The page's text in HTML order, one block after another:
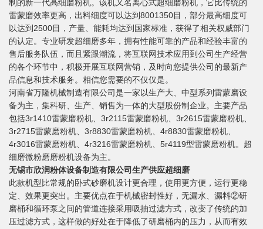
制的新一代高细磨粉机。该机又名离心式超细磨粉机，它比传统的
雷蒙磨效率更高，出料细度可以达到8001350目，部分最高细度可
以达到2500目，产量、能耗均达到国家标准，获得了相关权威部门
的认定。专业研发超细磨多年，拥有性能可靠的产品和经验丰富的
售后服务队伍，而且紧跟潮流，将互联网技术应用到公司生产经营
的各个环节中，积极开展互联网营销，及时向您提供公司的最新产
品信息和技术服务。相信您需要的不仅仅是。
河南省万隆机械制造有限公司是一家以生产大、中型系列雷蒙磨设
备为主，集科研、生产、销售为一体的大型股份制企业。主要产品
包括3r1410雷蒙磨粉机、3r2115雷蒙磨粉机、3r2615雷蒙磨粉机、
3r2715雷蒙磨粉机、3r8830雷蒙磨粉机、4r8830雷蒙磨粉机、
4r3016雷蒙磨粉机、4r3216雷蒙磨粉机、5r4119型雷蒙磨粉机。超
细磨微粉磨磨粉机设备为主。
无锡市欣润粉体设备制造有限公司生产供应超细磨
此款机型比常规的卧式砂磨机设计更合理，使用更方便，运行更稳
定、效果更突出。主要优点在于机械密封性好，无漏水、漏料②研
磨桶和循环泵之间的管道连接采用吸抽过滤方式，改变了传统的加
压过滤方式，这样做的好处在于降低了研磨桶内的压力，从而有效